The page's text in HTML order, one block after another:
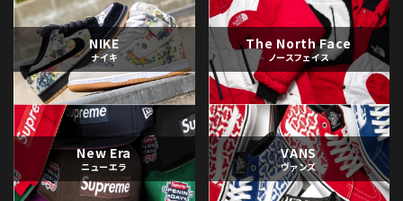
NIKE
ナイキ
The North Face
ノースフェイス
New Era
ニューエラ
VANS
ヴァンズ